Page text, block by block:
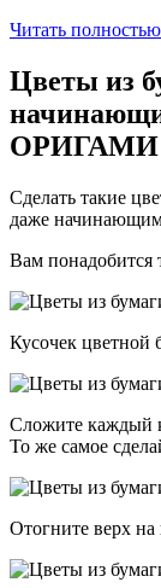
Читать
Цветы из
Сделать такие
даже
Вам понадобится
Кусочек цветной
Сложите каждый
То же самое
Отогните верх на